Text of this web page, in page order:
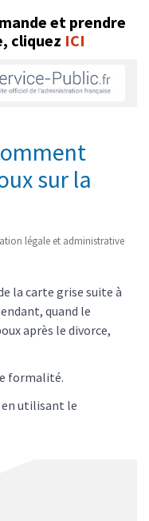
et prendre
cliquez ICI
sur la
légale et administrative
la carte grise suite à
quand le
après le divorce,
formalité.
en utilisant le